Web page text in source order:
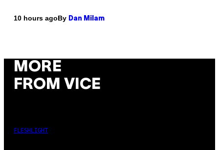
10 hours agoBy Dan Milam
MORE
FROM VICE
FLESHLIGHT